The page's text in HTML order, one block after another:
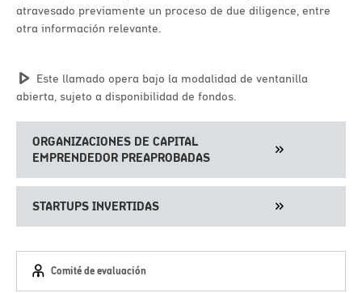
atravesado previamente un proceso de due diligence, entre
otra información relevante.
Este llamado opera bajo la modalidad de ventanilla
abierta, sujeto a disponibilidad de fondos.
ORGANIZACIONES DE CAPITAL
EMPRENDEDOR PREAPROBADAS
STARTUPS INVERTIDAS
Comité de evaluación